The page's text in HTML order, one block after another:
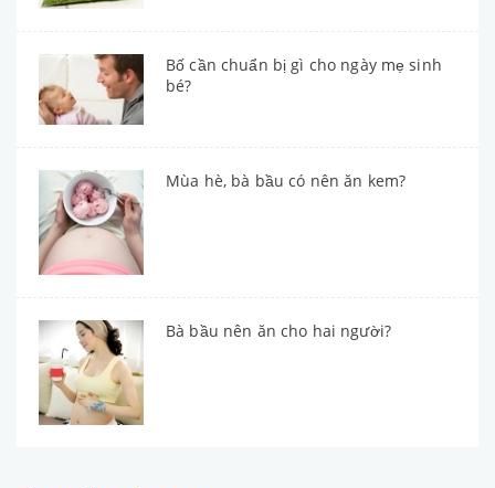
Bố cần chuẩn bị gì cho ngày mẹ sinh
bé?
Mùa hè, bà bầu có nên ăn kem?
Bà bầu nên ăn cho hai người?